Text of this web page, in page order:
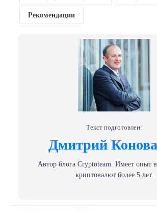
Рекомендации
Текст подготовлен:
Дмитрий
Автор блога Сryptoteam. Имеет опыт
криптовалют более 5 лет.